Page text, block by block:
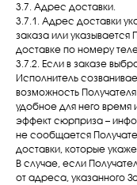
3.7. Адрес доставки.
3.7.1. Адрес доставки
заказа или указывается
доставке по номеру
3.7.2. Если в заказе
Исполнитель
возможность
удобное для него время
эффект сюрприза –
не сообщается
доставки, которые
В случае, если
от адреса, указанного